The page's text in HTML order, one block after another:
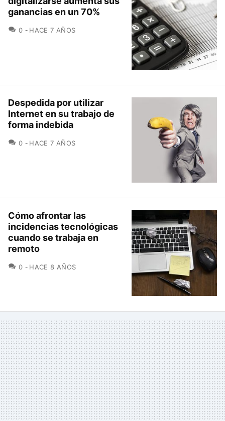
ganancias en un 70%
0 COMENTARIOS
HACE 7 AÑOS
Despedida por utilizar
Internet en su trabajo de
forma indebida
0 COMENTARIOS
HACE 7 AÑOS
Cómo afrontar las
incidencias tecnológicas
cuando se trabaja en
remoto
0 COMENTARIOS
HACE 8 AÑOS